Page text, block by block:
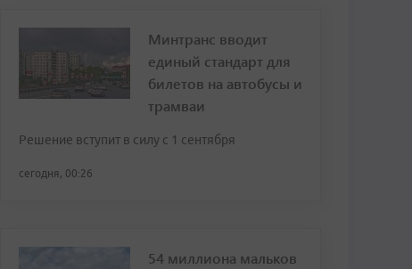
Минтранс вводит
единый стандарт для
билетов на автобусы и
трамваи
Решение вступит в силу с 1 сентября
сегодня, 00:26
54 миллиона мальков